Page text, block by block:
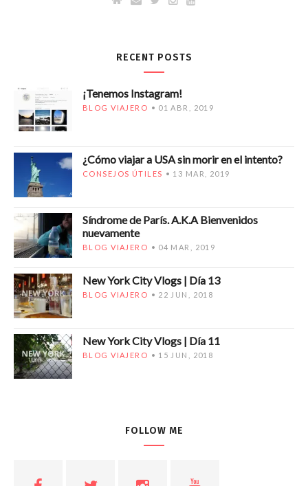
RECENT POSTS
¡Tenemos Instagram!
BLOG VIAJERO 01 ABR, 2019
¿Cómo viajar a USA sin morir en el intento?
CONSEJOS ÚTILES 13 MAR, 2019
Síndrome de París. A.K.A Bienvenidos
nuevamente
BLOG VIAJERO 04 MAR, 2019
New York City Vlogs | Día 13
BLOG VIAJERO 22 JUN, 2018
New York City Vlogs | Día 11
BLOG VIAJERO 15 JUN, 2018
FOLLOW ME